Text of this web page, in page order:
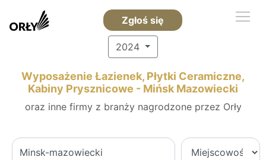
Zgłoś się
2024
Wyposażenie Łazienek, Płytki Ceramiczne,
Kabiny Prysznicowe - Mińsk Mazowiecki
oraz inne firmy z branży nagrodzone przez Orły